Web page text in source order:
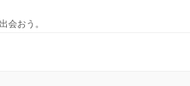
会おう。